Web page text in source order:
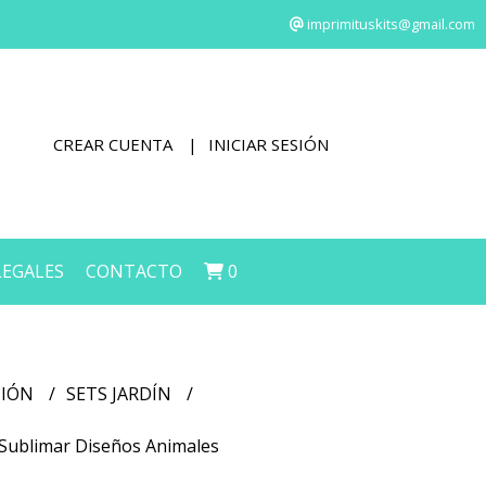
imprimituskits@gmail.com
CREAR CUENTA INICIAR SESIÓN
CONTACTO 0
SETS JARDÍN
Diseños Animales